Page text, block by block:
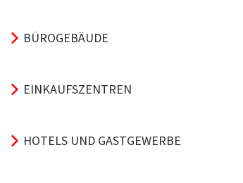
BÜROGEBÄUDE
EINKAUFSZENTREN
HOTELS UND GASTGEWERBE